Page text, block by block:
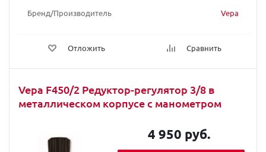
Бренд/Производитель Vepa
Отложить Сравнить
Vepa F450/2 Редуктор-регулятор 3/8 в
металлическом корпусе с манометром
4 950 руб.